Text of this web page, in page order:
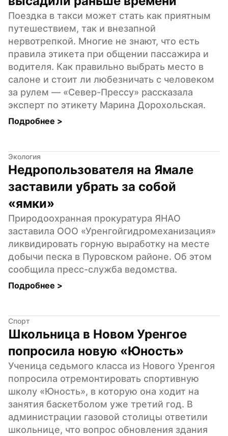
Поездка в такси может стать как приятным
путешествием, так и внезапной
нервотрепкой. Многие не знают, что есть
правила этикета при общении пассажира и
водителя. Как правильно выбрать место в
салоне и стоит ли любезничать с человеком
за рулем — «Север-Прессу» рассказала
эксперт по этикету Марина Дорохольская.
Подробнее >
Экология
Недропользователя на Ямале
заставили убрать за собой
«ямки»
Природоохранная прокуратура ЯНАО
заставила ООО «Уренгойгидромеханизация»
ликвидировать горную выработку на месте
добычи песка в Пуровском районе. Об этом
сообщила пресс-служба ведомства.
Подробнее >
Спорт
Школьница в Новом Уренгое
попросила новую «Юность»
Ученица седьмого класса из Нового Уренгоя
попросила отремонтировать спортивную
школу «Юность», в которую она ходит на
занятия баскетболом уже третий год. В
администрации газовой столицы ответили
школьнице, что вопрос обновления здания